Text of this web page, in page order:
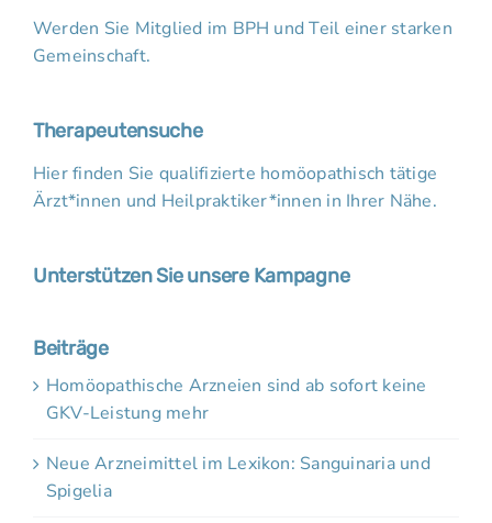
Werden Sie Mitglied im BPH und Teil einer starken
Gemeinschaft.
Therapeutensuche
Hier finden Sie qualifizierte homöopathisch tätige
Ärzt*innen und Heilpraktiker*innen in Ihrer Nähe.
Unterstützen Sie unsere Kampagne
Beiträge
Homöopathische Arzneien sind ab sofort keine
GKV-Leistung mehr
Neue Arzneimittel im Lexikon: Sanguinaria und
Spigelia